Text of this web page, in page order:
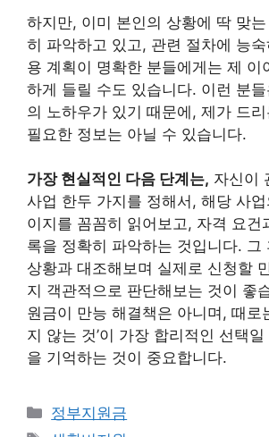
하지만, 이미 본인의 상황에 딱 맞
히 파악하고 있고, 관련 절차에 능
용 계획이 명확한 분들에게는 제 이
하게 들릴 수도 있습니다. 이런 분
의 노하우가 있기 때문에, 제가 드
필요한 정보는 아닐 수 있습니다.
가장 현실적인 다음 단계는, 자신이
사업 한두 가지를 정해서, 해당 사
이지를 꼼꼼히 읽어보고, 자격 요건
록을 정확히 파악하는 것입니다. 그
상황과 대조해보며 실제로 신청할
지 객관적으로 판단해보는 것이 좋
원금이 만능 해결책은 아니며, 때로
지 않는 것’이 가장 합리적인 선택
을 기억하는 것이 중요합니다.
카
테
정부지원금